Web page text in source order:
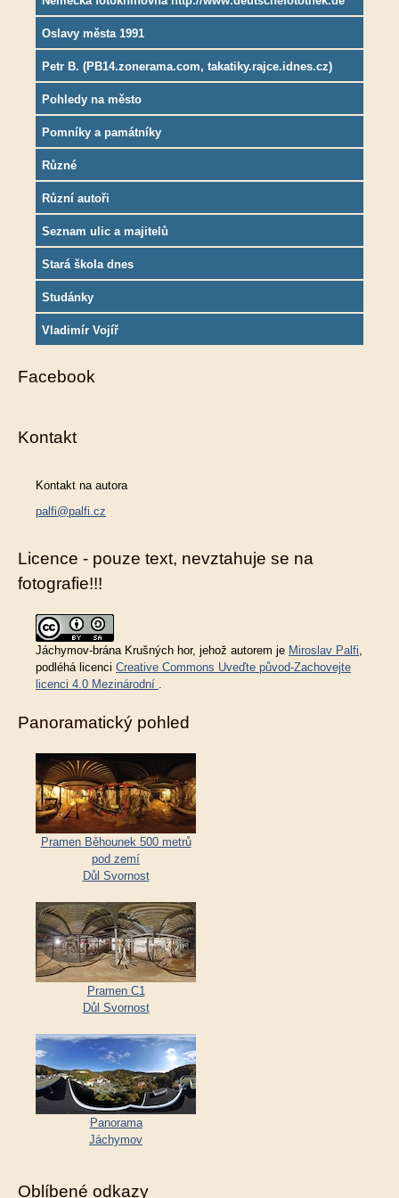
Oslavy města 1991
Petr B. (PB14.zonerama.com, takatiky.rajce.idnes.cz)
Pohledy na město
Pomníky a památníky
Různé
Různí autoři
Seznam ulic a majitelů
Stará škola dnes
Studánky
Vladimír Vojíř
Facebook
Kontakt
Kontakt na autora
palfi@palfi.cz
Licence - pouze text, nevztahuje se na
fotografie!!!
Jáchymov-brána Krušných hor, jehož autorem je Miroslav Palfi
podléhá licenci Creative Commons Uveďte původ-Zachovejte
licenci 4.0 Mezinárodní
Panoramatický pohled
Pramen Běhounek 500 metrů
pod zemí
Důl Svornost
Pramen C1
Důl Svornost
Panorama
Jáchymov
Oblíbené odkazy